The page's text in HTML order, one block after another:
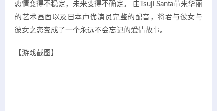
恋情变得不稳定，未来变得不确定。 由Tsuji Santa带来华丽
的艺术画面以及日本声优演员完整的配音，将君与彼女与
彼女之恋变成了一个永远不会忘记的爱情故事。
【游戏截图】